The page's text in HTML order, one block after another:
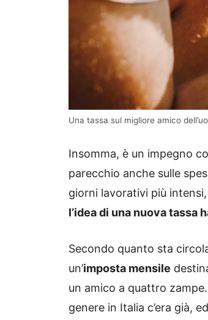
Una tassa sul migliore amico
Insomma, è un impegno
parecchio anche sulle
giorni lavorativi più
l’idea di una nuova tassa
Secondo quanto sta
un’imposta mensile
un amico a quattro
genere in Italia c’era già,